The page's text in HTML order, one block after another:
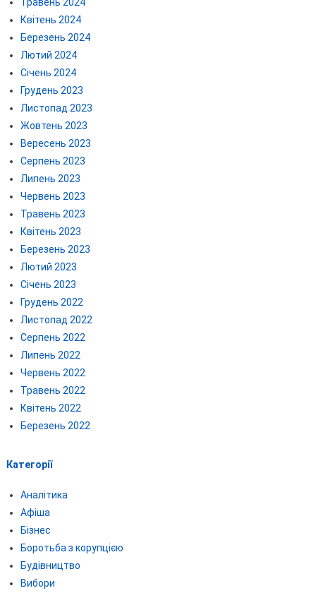
Квітень 2024
Березень 2024
Лютий 2024
Січень 2024
Грудень 2023
Листопад 2023
Жовтень 2023
Вересень 2023
Серпень 2023
Липень 2023
Червень 2023
Травень 2023
Квітень 2023
Березень 2023
Лютий 2023
Січень 2023
Грудень 2022
Листопад 2022
Серпень 2022
Липень 2022
Червень 2022
Травень 2022
Квітень 2022
Березень 2022
Категорії
Аналітика
Афіша
Бізнес
Боротьба з корупцією
Будівництво
Вибори